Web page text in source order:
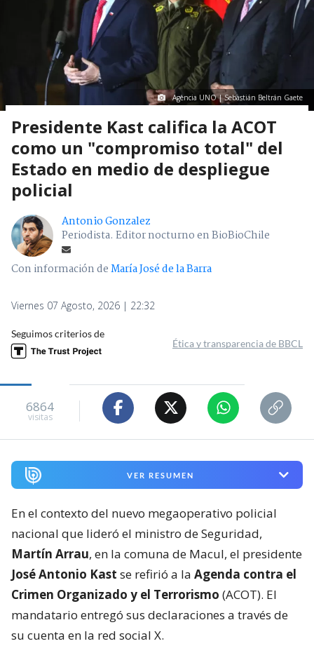
Agencia UNO | Sebastián Beltrán Gaete
Presidente Kast califica la ACOT
como un "compromiso total" del
Estado en medio de despliegue
policial
Antonio Gonzalez
Periodista. Editor nocturno en BioBioChile
Con información deMaría José de la Barra
Viernes 07 Agosto, 2026 | 22:32
Seguimos criterios de
Ética y transparencia de BBCL
6864
visitas
VER RESUMEN
En el contexto del nuevo megaoperativo policial
nacional que lideró el ministro de Seguridad,
Martín Arrau, en la comuna de Macul, el presidente
José Antonio Kast se refirió a la Agenda contra el
Crimen Organizado y el Terrorismo (ACOT). El
mandatario entregó sus declaraciones a través de
su cuenta en la red social X.